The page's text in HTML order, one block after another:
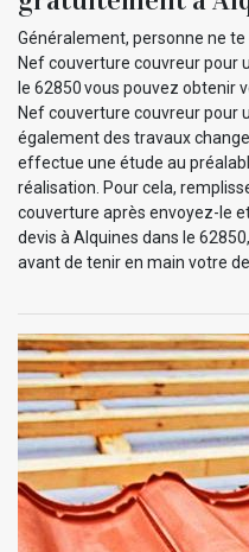
Généralement, personne ne
Nef couverture couvreur pour
le 62850 vous pouvez obtenir
Nef couverture couvreur pour
également des travaux
effectue une étude au
réalisation. Pour cela,
couverture après envoyez-le
devis à Alquines dans le
avant de tenir en main votre